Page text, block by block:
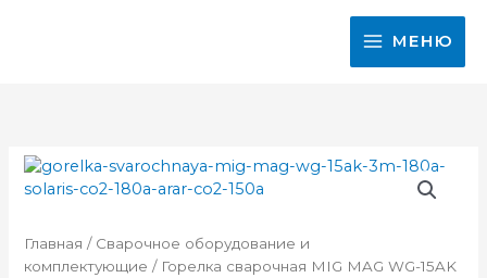
МЕНЮ
Главная / Сварочное оборудование и
комплектующие / Горелка сварочная MIG MAG WG-15AK